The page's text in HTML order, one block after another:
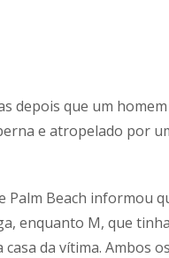
depois que um
e atropelado por
Palm Beach informou
enquanto M, que
da vítima. Ambos